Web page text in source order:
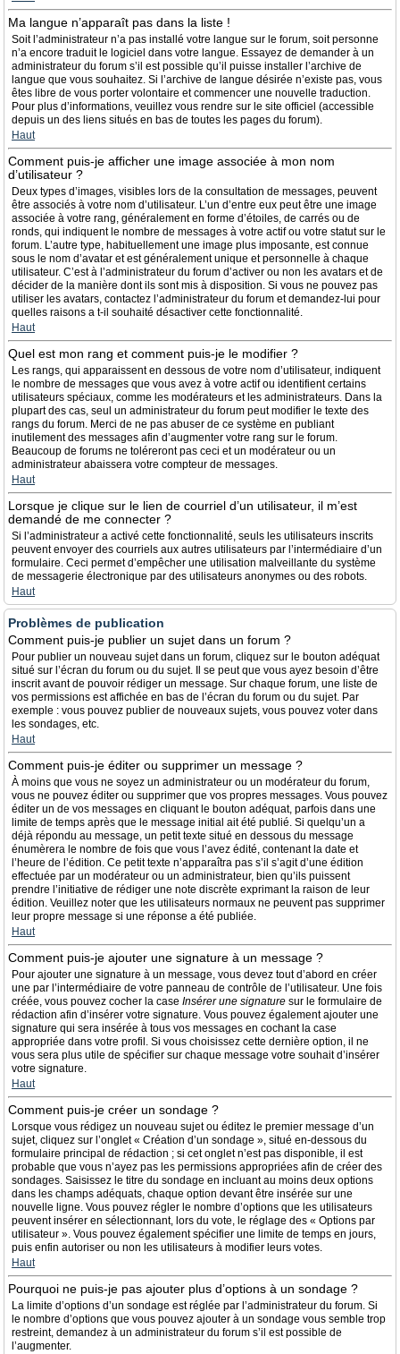
Ma langue n’apparaît pas dans la liste !
Soit l’administrateur n’a pas installé votre langue sur le forum, soit personne
n’a encore traduit le logiciel dans votre langue. Essayez de demander à un
administrateur du forum s’il est possible qu’il puisse installer l’archive de
langue que vous souhaitez. Si l’archive de langue désirée n’existe pas, vous
êtes libre de vous porter volontaire et commencer une nouvelle traduction.
Pour plus d’informations, veuillez vous rendre sur le site officiel (accessible
depuis un des liens situés en bas de toutes les pages du forum).
Haut
Comment puis-je afficher une image associée à mon nom
d’utilisateur ?
Deux types d’images, visibles lors de la consultation de messages, peuvent
être associés à votre nom d’utilisateur. L’un d’entre eux peut être une image
associée à votre rang, généralement en forme d’étoiles, de carrés ou de
ronds, qui indiquent le nombre de messages à votre actif ou votre statut sur le
forum. L’autre type, habituellement une image plus imposante, est connue
sous le nom d’avatar et est généralement unique et personnelle à chaque
utilisateur. C’est à l’administrateur du forum d’activer ou non les avatars et de
décider de la manière dont ils sont mis à disposition. Si vous ne pouvez pas
utiliser les avatars, contactez l’administrateur du forum et demandez-lui pour
quelles raisons a t-il souhaité désactiver cette fonctionnalité.
Haut
Quel est mon rang et comment puis-je le modifier ?
Les rangs, qui apparaissent en dessous de votre nom d’utilisateur, indiquent
le nombre de messages que vous avez à votre actif ou identifient certains
utilisateurs spéciaux, comme les modérateurs et les administrateurs. Dans la
plupart des cas, seul un administrateur du forum peut modifier le texte des
rangs du forum. Merci de ne pas abuser de ce système en publiant
inutilement des messages afin d’augmenter votre rang sur le forum.
Beaucoup de forums ne toléreront pas ceci et un modérateur ou un
administrateur abaissera votre compteur de messages.
Haut
Lorsque je clique sur le lien de courriel d’un utilisateur, il m’est
demandé de me connecter ?
Si l’administrateur a activé cette fonctionnalité, seuls les utilisateurs inscrits
peuvent envoyer des courriels aux autres utilisateurs par l’intermédiaire d’un
formulaire. Ceci permet d’empêcher une utilisation malveillante du système
de messagerie électronique par des utilisateurs anonymes ou des robots.
Haut
Problèmes de publication
Comment puis-je publier un sujet dans un forum ?
Pour publier un nouveau sujet dans un forum, cliquez sur le bouton adéquat
situé sur l’écran du forum ou du sujet. Il se peut que vous ayez besoin d’être
inscrit avant de pouvoir rédiger un message. Sur chaque forum, une liste de
vos permissions est affichée en bas de l’écran du forum ou du sujet. Par
exemple : vous pouvez publier de nouveaux sujets, vous pouvez voter dans
les sondages, etc.
Haut
Comment puis-je éditer ou supprimer un message ?
À moins que vous ne soyez un administrateur ou un modérateur du forum,
vous ne pouvez éditer ou supprimer que vos propres messages. Vous pouvez
éditer un de vos messages en cliquant le bouton adéquat, parfois dans une
limite de temps après que le message initial ait été publié. Si quelqu’un a
déjà répondu au message, un petit texte situé en dessous du message
énumèrera le nombre de fois que vous l’avez édité, contenant la date et
l’heure de l’édition. Ce petit texte n’apparaîtra pas s’il s’agit d’une édition
effectuée par un modérateur ou un administrateur, bien qu’ils puissent
prendre l’initiative de rédiger une note discrète exprimant la raison de leur
édition. Veuillez noter que les utilisateurs normaux ne peuvent pas supprimer
leur propre message si une réponse a été publiée.
Haut
Comment puis-je ajouter une signature à un message ?
Pour ajouter une signature à un message, vous devez tout d’abord en créer
une par l’intermédiaire de votre panneau de contrôle de l’utilisateur. Une fois
créée, vous pouvez cocher la case Insérer une signature sur le formulaire de
rédaction afin d’insérer votre signature. Vous pouvez également ajouter une
signature qui sera insérée à tous vos messages en cochant la case
appropriée dans votre profil. Si vous choisissez cette dernière option, il ne
vous sera plus utile de spécifier sur chaque message votre souhait d’insérer
votre signature.
Haut
Comment puis-je créer un sondage ?
Lorsque vous rédigez un nouveau sujet ou éditez le premier message d’un
sujet, cliquez sur l’onglet « Création d’un sondage », situé en-dessous du
formulaire principal de rédaction ; si cet onglet n’est pas disponible, il est
probable que vous n’ayez pas les permissions appropriées afin de créer des
sondages. Saisissez le titre du sondage en incluant au moins deux options
dans les champs adéquats, chaque option devant être insérée sur une
nouvelle ligne. Vous pouvez régler le nombre d’options que les utilisateurs
peuvent insérer en sélectionnant, lors du vote, le réglage des « Options par
utilisateur ». Vous pouvez également spécifier une limite de temps en jours,
puis enfin autoriser ou non les utilisateurs à modifier leurs votes.
Haut
Pourquoi ne puis-je pas ajouter plus d’options à un sondage ?
La limite d’options d’un sondage est réglée par l’administrateur du forum. Si
le nombre d’options que vous pouvez ajouter à un sondage vous semble trop
restreint, demandez à un administrateur du forum s’il est possible de
l’augmenter.